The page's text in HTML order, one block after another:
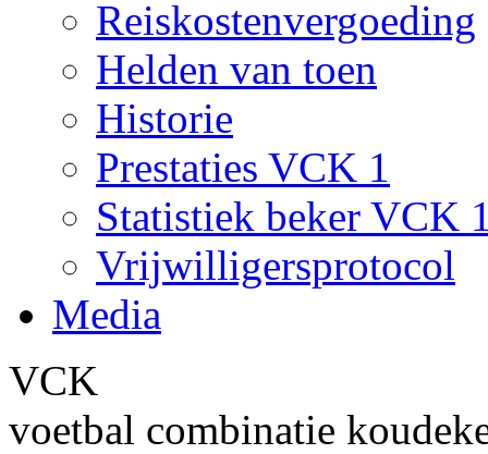
Reiskostenvergoeding
Helden van toen
Historie
Prestaties VCK 1
Statistiek beker VCK
Vrijwilligersprotocol
Media
VCK
voetbal combinatie